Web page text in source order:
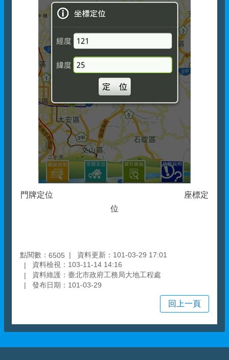
門牌定位 座標定
位
點閱數： 6505
資料更新：101-03-29 17:01
資料檢視：103-11-14 14:16
資料維護：臺北市政府工務局大地工程處
發布日期：101-03-29
回上一頁